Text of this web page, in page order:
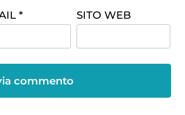
* SITO WEB